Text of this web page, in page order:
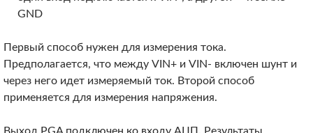
GND
Первый способ нужен для измерения тока.
Предполагается, что между VIN+ и VIN‑ включен шунт и
через него идет измеряемый ток. Второй способ
применяется для измерения напряжения.